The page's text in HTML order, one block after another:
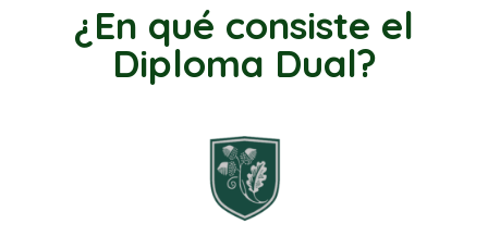
¿En qué consiste el
Diploma Dual?